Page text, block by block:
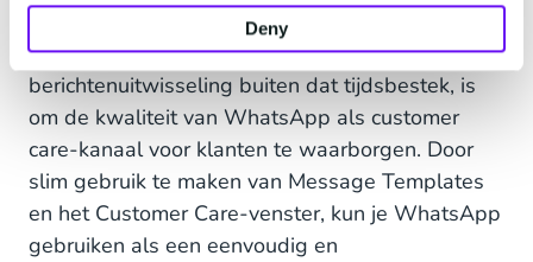
Deny
Het doel van een customer care-venster en de
beperking van de mogelijkheden voor
berichtenuitwisseling buiten dat tijdsbestek, is
om de kwaliteit van WhatsApp als customer
care-kanaal voor klanten te waarborgen. Door
slim gebruik te maken van Message Templates
en het Customer Care-venster, kun je WhatsApp
gebruiken als een eenvoudig en